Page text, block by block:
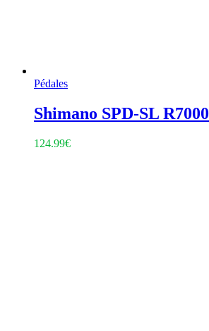
Pédales
Shimano SPD-SL R7000
124.99€